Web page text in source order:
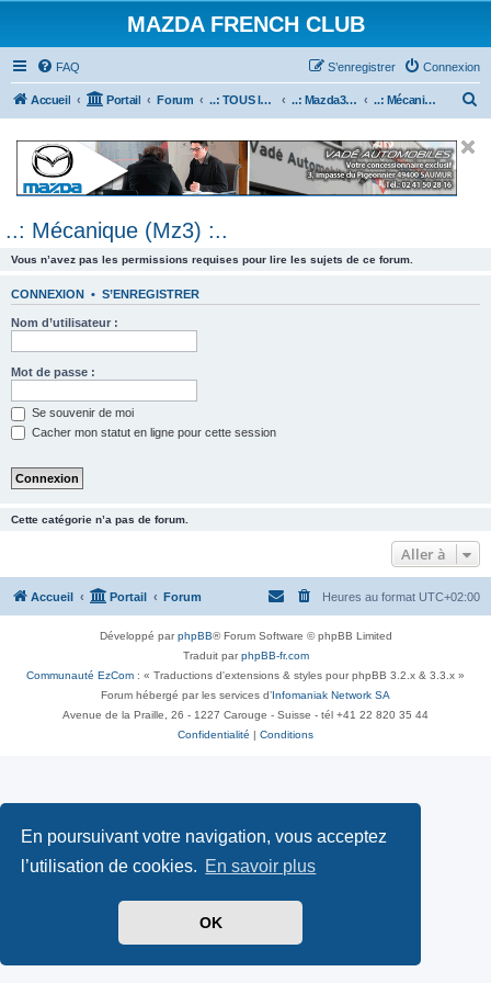
En poursuivant votre navigation, vous acceptez
l’utilisation de cookies. En savoir plus
OK
MAZDA FRENCH CLUB
FAQ Connexion
S’enregistrer
Accueil Portail Forum ..: TOUS les Véhicules MAZDA :.. ..: Mazda3 :.. ..: Mécanique (Mz3) :..
e
..: Mécanique (Mz3) :..
Vous n’avez pas les permissions requises pour lire les sujets de ce forum.
CONNEXION • S’ENREGISTRER
Nom d’utilisateur :
Mot de passe :
Se souvenir de moi
Cacher mon statut en ligne pour cette session
Cette catégorie n’a pas de forum.
Aller à
Accueil Portail Forum Heures au format UTC+02:00
Développé parphpBB® Forum Software © phpBB Limited
Traduit parphpBB-fr.com
Communauté EzCom : « Traductions d'extensions & styles pour phpBB 3.2.x & 3.3.x »
Forum hébergé par les services d’ Infomaniak Network SA
Avenue de la Praille, 26 - 1227 Carouge - Suisse - tél +41 22 820 35 44
Confidentialité
Conditions